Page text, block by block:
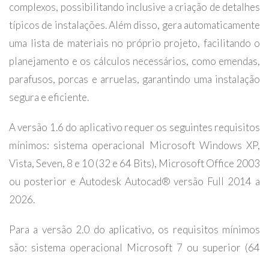
complexos, possibilitando inclusive a criação de detalhes
típicos de instalações. Além disso, gera automaticamente
uma lista de materiais no próprio projeto, facilitando o
planejamento e os cálculos necessários, como emendas,
parafusos, porcas e arruelas, garantindo uma instalação
segura e eficiente.
A versão 1.6 do aplicativo requer os seguintes requisitos
mínimos: sistema operacional Microsoft Windows XP,
Vista, Seven, 8 e 10 (32 e 64 Bits), Microsoft Office 2003
ou posterior e Autodesk Autocad® versão Full 2014 a
2026.
Para a versão 2.0 do aplicativo, os requisitos mínimos
são: sistema operacional Microsoft 7 ou superior (64